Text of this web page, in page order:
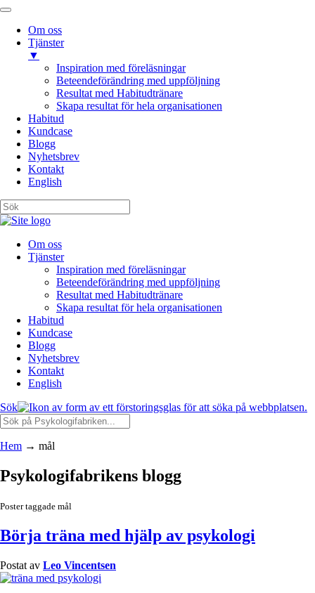
Om oss
Tjänster
▼
Inspiration med föreläsningar
Beteendeförändring med uppföljning
Resultat med Habitudtränare
Skapa resultat för hela organisationen
Habitud
Kundcase
Blogg
Nyhetsbrev
Kontakt
English
Om oss
Tjänster
Inspiration med föreläsningar
Beteendeförändring med uppföljning
Resultat med Habitudtränare
Skapa resultat för hela organisationen
Habitud
Kundcase
Blogg
Nyhetsbrev
Kontakt
English
Sök
Hem → mål
Psykologifabrikens blogg
Poster taggade mål
Börja träna med hjälp av psykologi
Postat av Leo Vincentsen